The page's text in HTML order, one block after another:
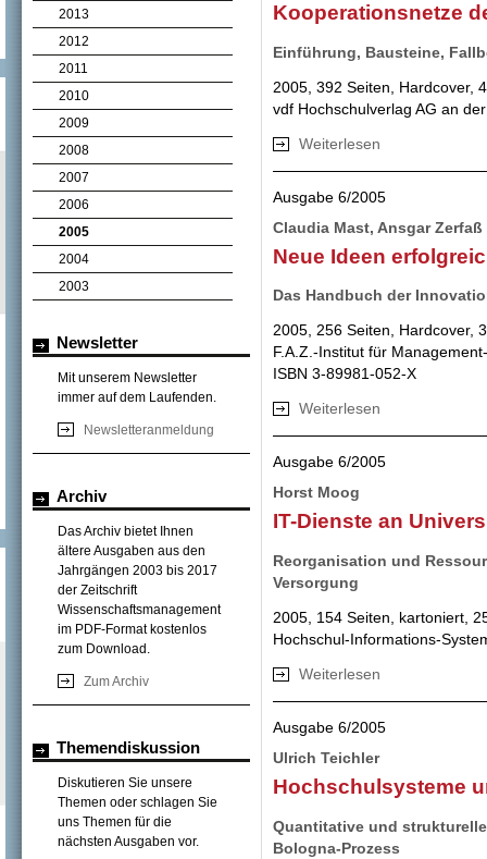
2013
2012
2011
2010
2009
2008
2007
2006
2005
2004
2003
Newsletter
Mit unserem Newsletter
immer auf dem Laufenden.
Newsletteranmeldung
Archiv
Das Archiv bietet Ihnen
ältere Ausgaben aus den
Jahrgängen 2003 bis 2017
der Zeitschrift
Wissenschaftsmanagement
im PDF-Format kostenlos
zum Download.
Zum Archiv
Themendiskussion
Diskutieren Sie unsere
Themen oder schlagen Sie
uns Themen für die
nächsten Ausgaben vor.
Kooperationsnetze
Einführung, Bausteine,
2005, 392 Seiten, Hardcover,
vdf Hochschulverlag AG an
Weiterlesen
Ausgabe 6/2005
Claudia Mast, Ansgar Zerfaß
Neue Ideen
Das Handbuch der
2005, 256 Seiten, Hardcover,
F.A.Z.-Institut für
ISBN 3-89981-052-X
Weiterlesen
Ausgabe 6/2005
Horst Moog
IT-Dienste an
Reorganisation und
Versorgung
2005, 154 Seiten, kartoniert,
Hochschul-Informations-
Weiterlesen
Ausgabe 6/2005
Ulrich Teichler
Hochschulsysteme
Quantitative und
Bologna-Prozess